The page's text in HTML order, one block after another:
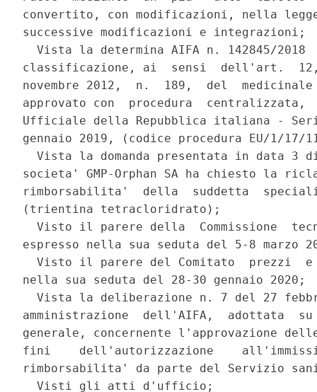
convertito, con modificazioni, nella
successive modificazioni e integrazioni;
Vista la determina AIFA n. 142845/2018
classificazione, ai  sensi  dell'art.  12,
novembre 2012,  n.  189,  del
approvato con  procedura
Ufficiale della Repubblica italiana -
gennaio 2019, (codice procedura EU/1/17/
Vista la domanda presentata in data 3
societa' GMP-Orphan SA ha chiesto la
rimborsabilita'  della  suddetta
(trientina tetracloridrato);
Visto il parere della  Commissione
espresso nella sua seduta del 5-8 marzo
Visto il parere del Comitato  prezzi
nella sua seduta del 28-30 gennaio 2020;
Vista la deliberazione n. 7 del 27
amministrazione  dell'AIFA,  adottata
generale, concernente l'approvazione
fini    dell'autorizzazione
rimborsabilita' da parte del Servizio
  Visti gli atti d'ufficio;